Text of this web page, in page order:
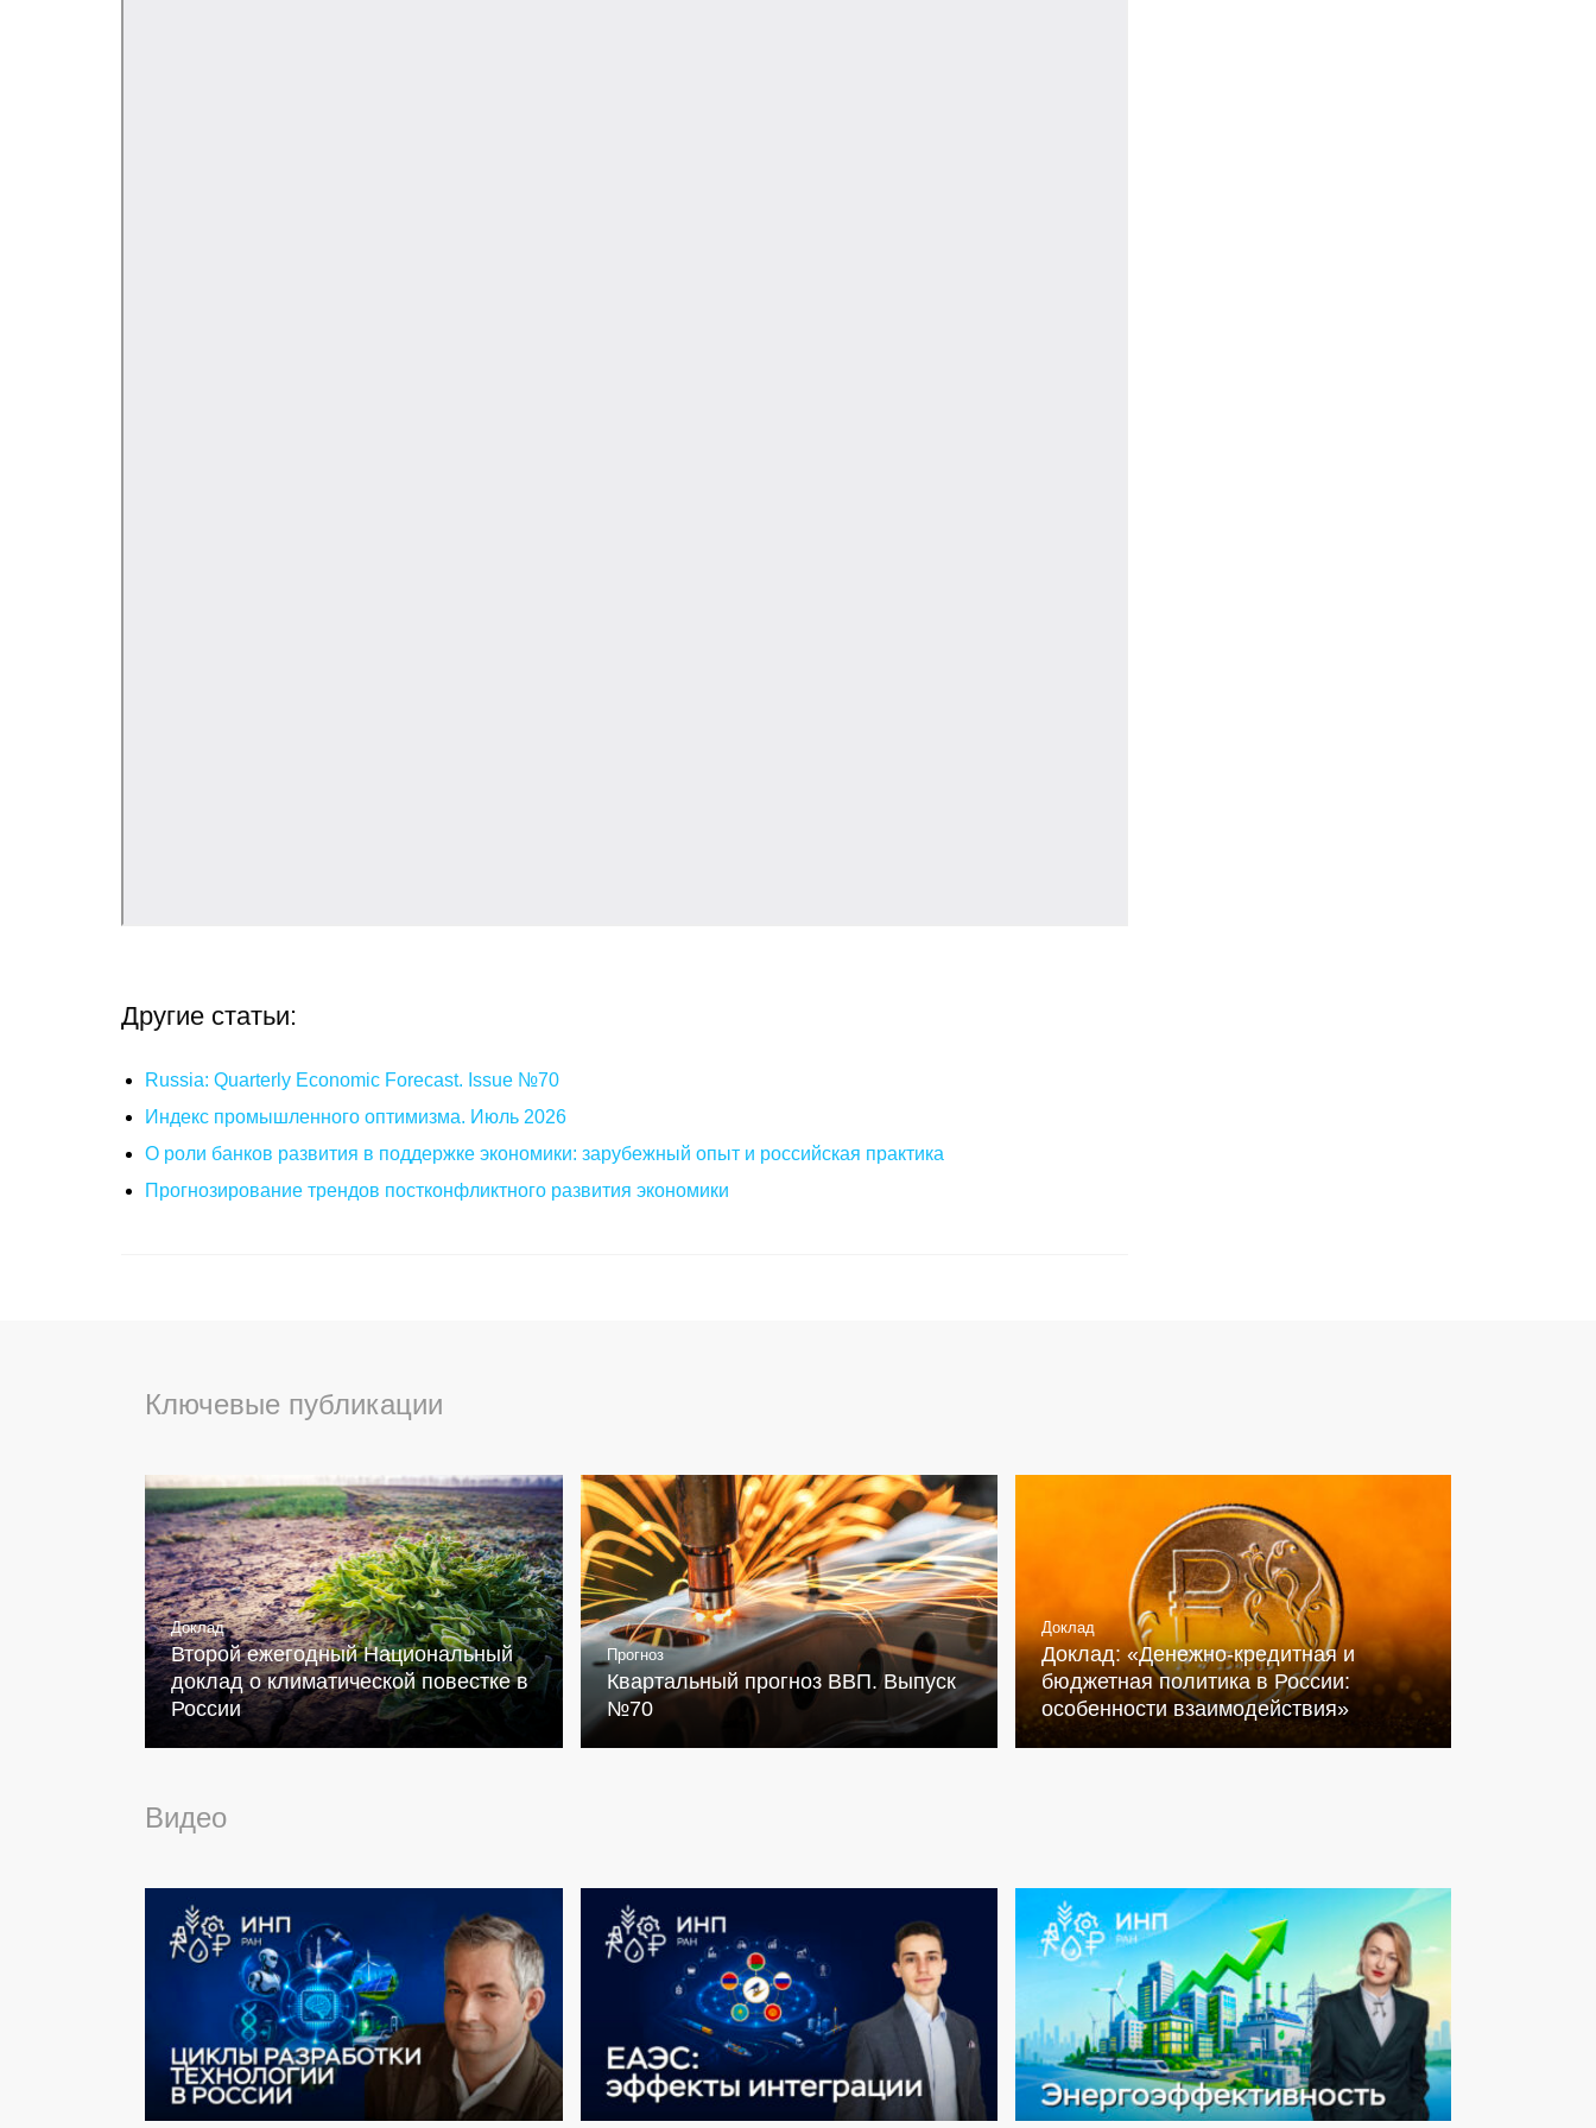
Другие статьи:
Russia: Quarterly Economic Forecast. Issue №70
Индекс промышленного оптимизма. Июль 2026
О роли банков развития в поддержке экономики: зарубежный опыт и российская практика
Прогнозирование трендов постконфликтного развития экономики
Ключевые публикации
Доклад
Второй ежегодный Национальный
доклад о климатической повестке в
России
Прогноз
Квартальный прогноз ВВП. Выпуск
№70
Доклад
Доклад: «Денежно-кредитная и
бюджетная политика в России:
особенности взаимодействия»
Видео